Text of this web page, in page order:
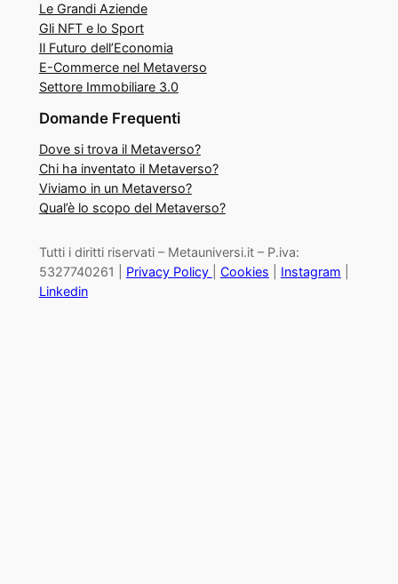
Le Grandi Aziende
Gli NFT e lo Sport
Il Futuro dell’Economia
E-Commerce nel Metaverso
Settore Immobiliare 3.0
Domande Frequenti
Dove si trova il Metaverso?
Chi ha inventato il Metaverso?
Viviamo in un Metaverso?
Qual’è lo scopo del Metaverso?
Tutti i diritti riservati – Metauniversi.it – P.iva:
5327740261 | Privacy Policy Cookies Instagram
Linkedin